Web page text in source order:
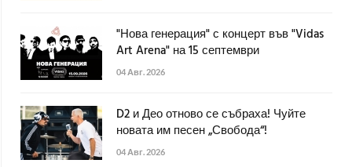
"Нова генерация" с концерт във "Vidas
Art Arena" на 15 септември
04 Авг. 2026
D2 и Део отново се събраха! Чуйте
новата им песен „Свобода“!
04 Авг. 2026